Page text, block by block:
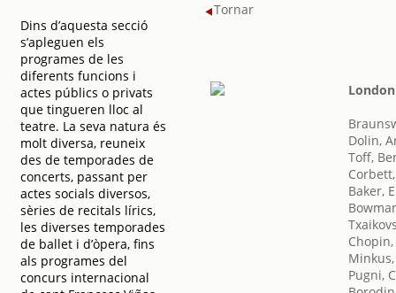
Dins d’aquesta secció
s’apleguen els
programes de les
diferents funcions i
actes públics o privats
que tingueren lloc al
teatre. La seva natura és
molt diversa, reuneix
des de temporades de
concerts, passant per
actes socials diversos,
sèries de recitals lírics,
les diverses temporades
de ballet i d’òpera, fins
als programes del
concurs internacional
Tornar
Dolin,
Toff,
Baker,
Pugni,